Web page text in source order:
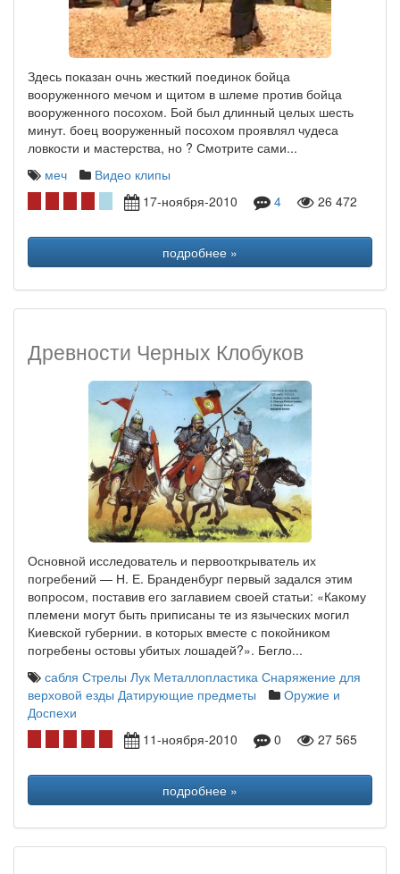
Здесь показан очнь жесткий поединок бойца
вооруженного мечом и щитом в шлеме против бойца
вооруженного посохом. Бой был длинный целых шесть
минут. боец вооруженный посохом проявлял чудеса
ловкости и мастерства, но ? Смотрите сами...
меч
Видео клипы
17-ноября-2010
4 26 472
подробнее »
Древности Черных Клобуков
Основной исследователь и первооткрыватель их
погребений — Н. Е. Бранденбург первый задался этим
вопросом, поставив его заглавием своей статьи: «Какому
племени могут быть приписаны те из языческих могил
Киевской губернии. в которых вместе с покойником
погребены остовы убитых лошадей?». Бегло...
сабля Стрелы Лук Металлопластика Снаряжение для
верховой езды Датирующие предметы
Оружие и
Доспехи
11-ноября-2010
0 27 565
подробнее »